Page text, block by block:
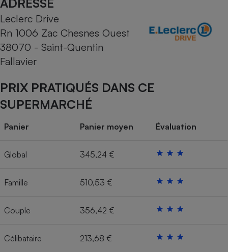
Leclerc Drive
Rn 1006 Zac Chesnes Ouest
38070 - Saint-Quentin
Fallavier
PRIX PRATIQUÉS DANS CE
SUPERMARCHÉ
Panier Panier moyen Évaluation
Global 345,24 €
Famille 510,53 €
Couple 356,42 €
Célibataire 213,68 €